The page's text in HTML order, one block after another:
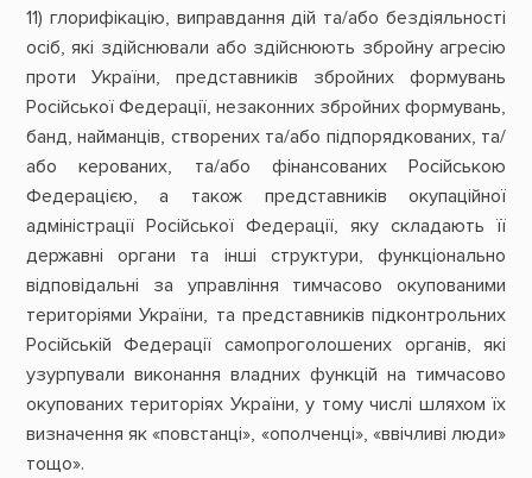
11) глорифікацію, виправдання дій та/або бездіяльності
осіб, які здійснювали або здійснюють збройну агресію
проти України, представників збройних формувань
Російської Федерації, незаконних збройних формувань,
банд, найманців, створених та/або підпорядкованих, та/
або керованих, та/або фінансованих Російською
Федерацією, а також представників окупаційної
адміністрації Російської Федерації, яку складають її
державні органи та інші структури, функціонально
відповідальні за управління тимчасово окупованими
територіями України, та представників підконтрольних
Російській Федерації самопроголошених органів, які
узурпували виконання владних функцій на тимчасово
окупованих територіях України, у тому числі шляхом їх
визначення як «повстанці», «ополченці», «ввічливі люди»
тощо».